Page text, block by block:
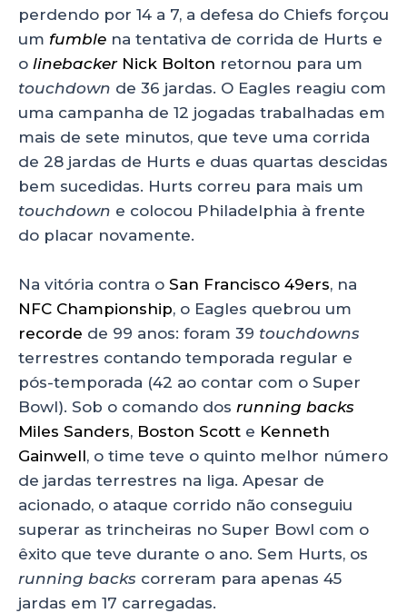
perdendo por 14 a 7, a defesa do Chiefs forçou
um fumble na tentativa de corrida de Hurts e
o linebacker Nick Bolton retornou para um
touchdown de 36 jardas. O Eagles reagiu com
uma campanha de 12 jogadas trabalhadas em
mais de sete minutos, que teve uma corrida
de 28 jardas de Hurts e duas quartas descidas
bem sucedidas. Hurts correu para mais um
touchdown e colocou Philadelphia à frente
do placar novamente.
Na vitória contra o San Francisco 49ers, na
NFC Championship, o Eagles quebrou um
recorde de 99 anos: foram 39 touchdowns
terrestres contando temporada regular e
pós-temporada (42 ao contar com o Super
Bowl). Sob o comando dos running backs
Miles Sanders, Boston Scott e Kenneth
Gainwell, o time teve o quinto melhor número
de jardas terrestres na liga. Apesar de
acionado, o ataque corrido não conseguiu
superar as trincheiras no Super Bowl com o
êxito que teve durante o ano. Sem Hurts, os
running backs correram para apenas 45
jardas em 17 carregadas.